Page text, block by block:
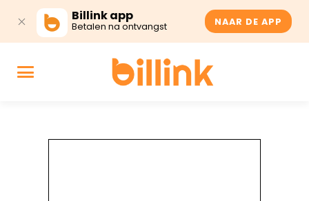
Billink app
Betalen na ontvangst NAAR DE APP